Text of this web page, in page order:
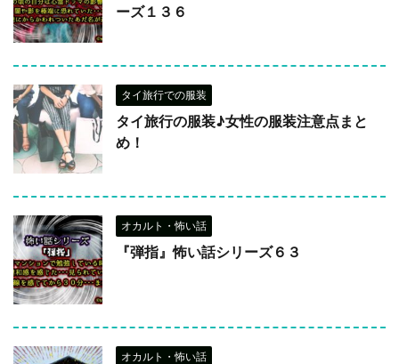
ーズ１３６
タイ旅行での服装
タイ旅行の服装♪女性の服装注意点まと
め！
オカルト・怖い話
『弾指』怖い話シリーズ６３
オカルト・怖い話